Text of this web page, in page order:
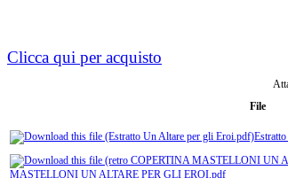
Clicca qui per acquisto
File
MASTELLONI UN ALTARE PER GLI EROI.pdf